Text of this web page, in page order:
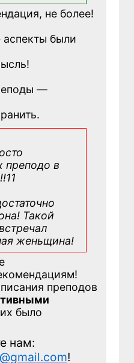
не более!
аспекты были
—
преподо в
Такой
женьщина!
преподов
было
нам:
!